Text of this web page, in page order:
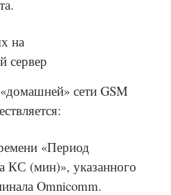
на
сервер
сети GSM
«Период
КС (мин)», указанного
Omnicomm.